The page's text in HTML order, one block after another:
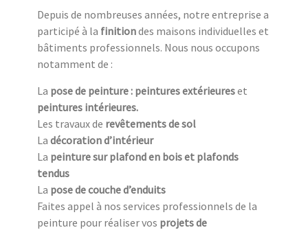
Depuis de nombreuses années, notre entreprise a
participé à la finitiondes maisons individuelles et
bâtiments professionnels. Nous nous occupons
notamment de :
La pose de peinture : peintures extérieureset
peintures intérieures.
Les travaux de revêtements de sol
La décoration d’intérieur
La peinture sur plafond en bois et plafonds
tendus
La pose de couche d’enduits
Faites appel à nos services professionnels de la
peinture pour réaliser vos projets de